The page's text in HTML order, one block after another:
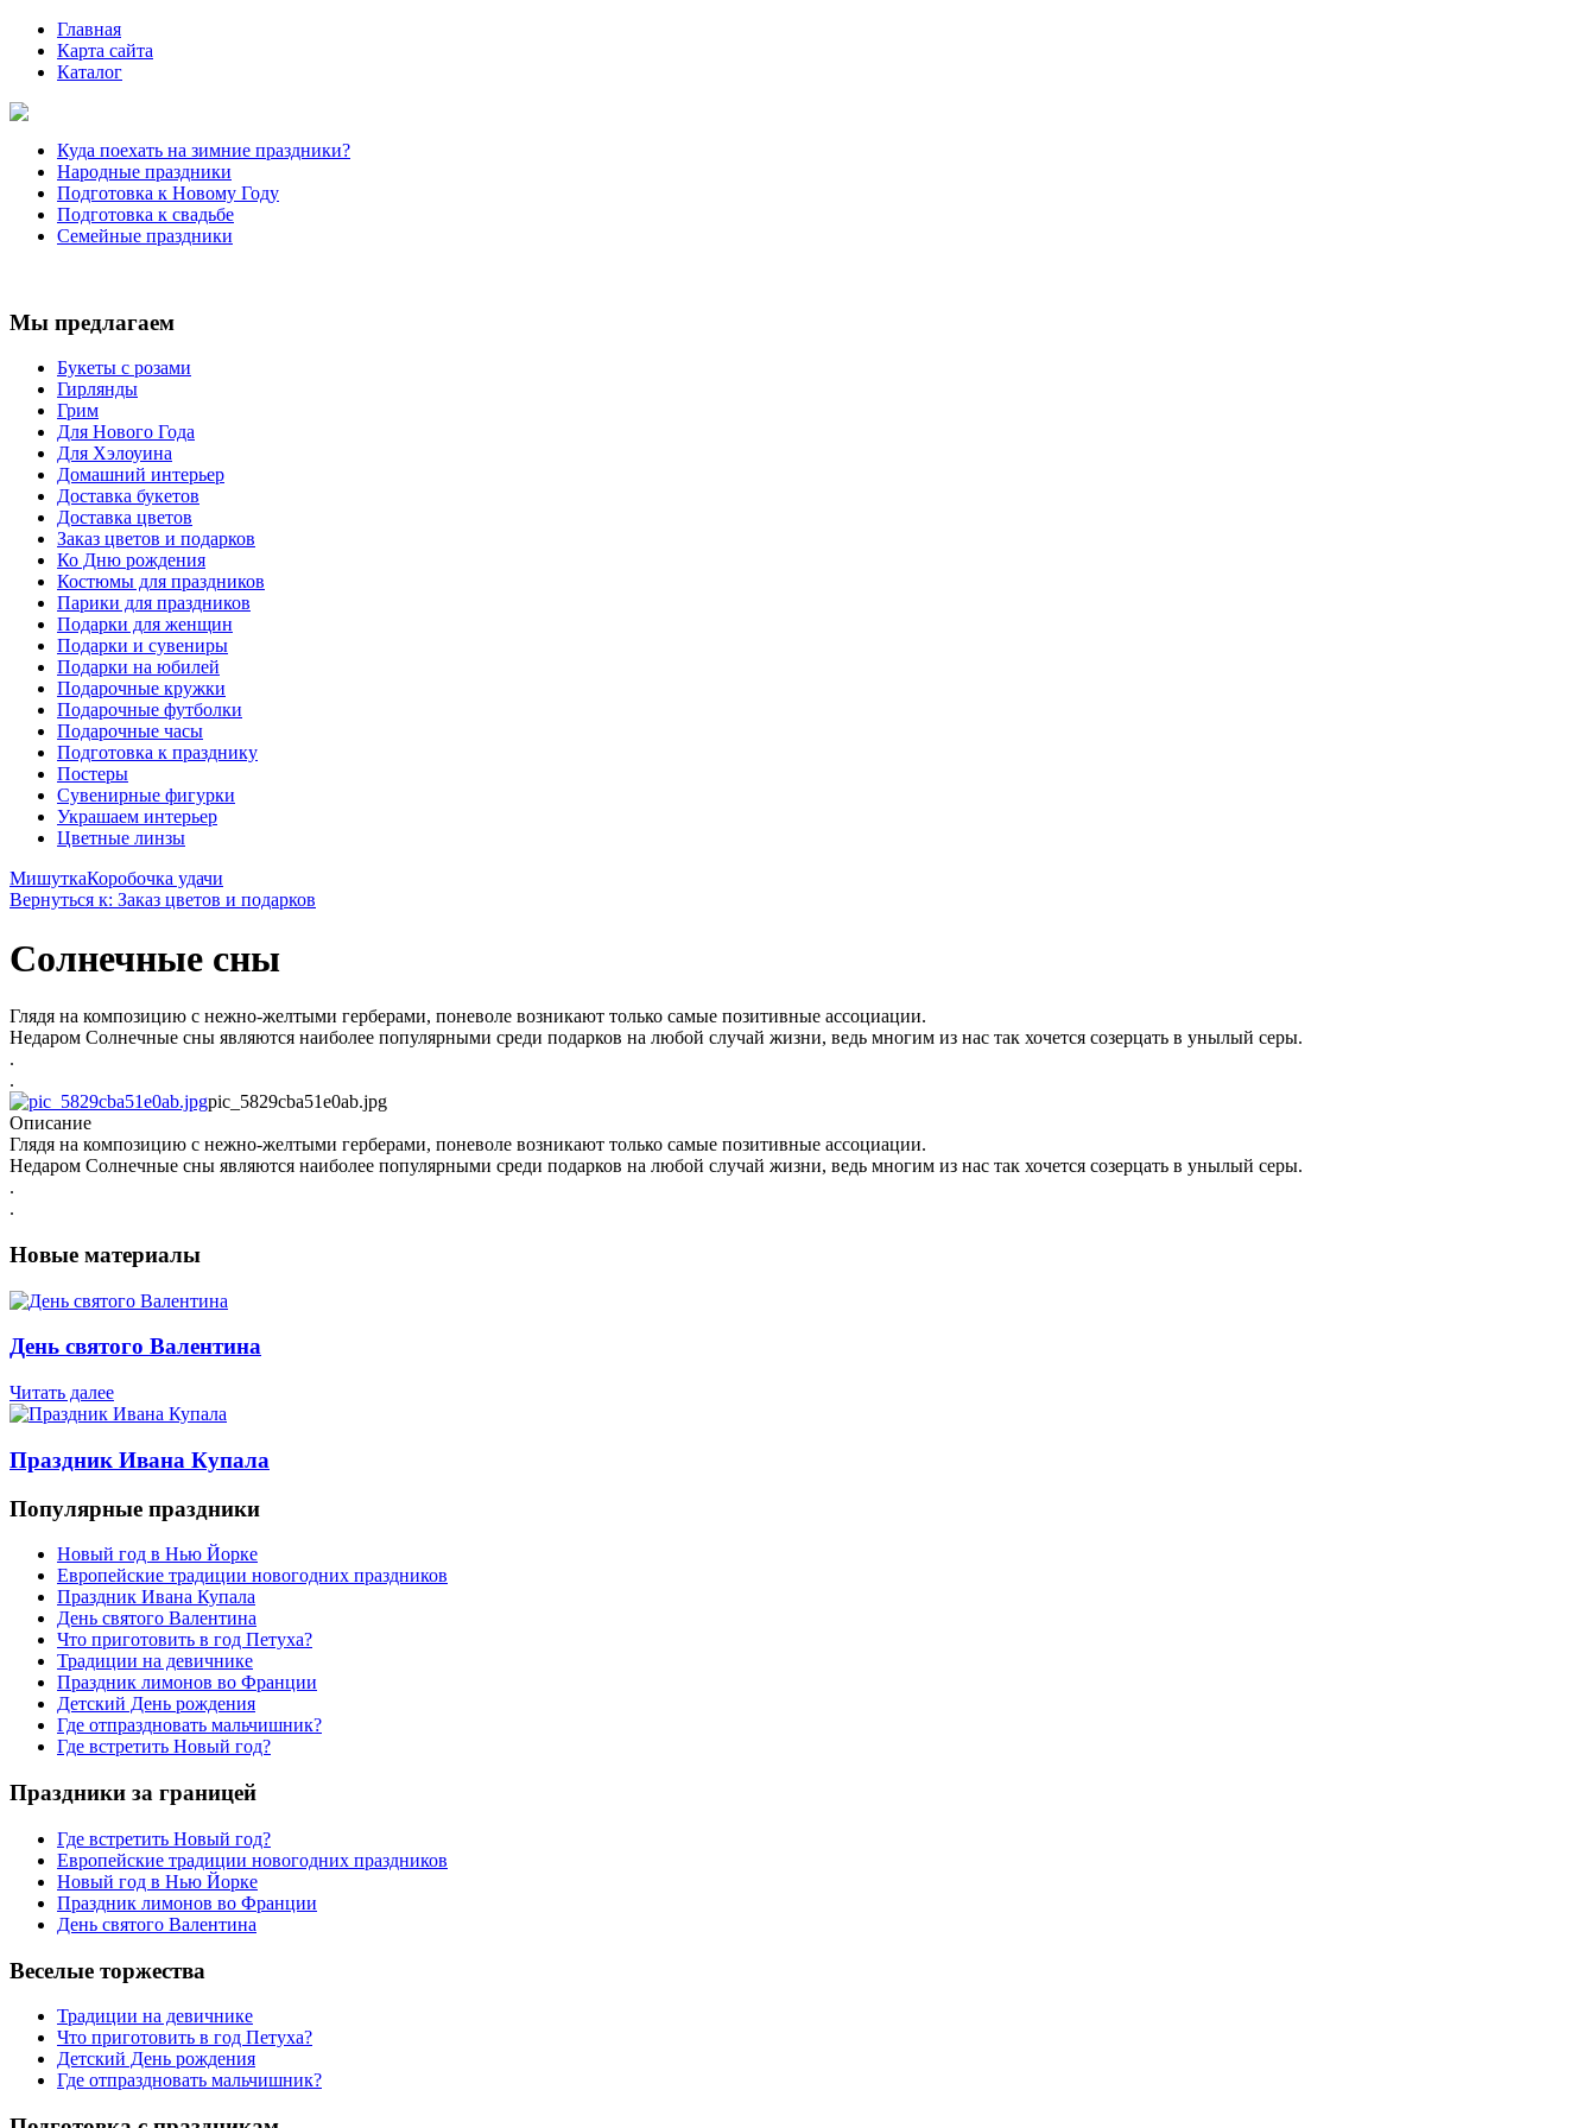
Главная
Карта сайта
Каталог
Куда поехать на зимние праздники?
Народные праздники
Подготовка к Новому Году
Подготовка к свадьбе
Семейные праздники
Мы предлагаем
Букеты с розами
Гирлянды
Грим
Для Нового Года
Для Хэлоуина
Домашний интерьер
Доставка букетов
Доставка цветов
Заказ цветов и подарков
Ко Дню рождения
Костюмы для праздников
Парики для праздников
Подарки для женщин
Подарки и сувениры
Подарки на юбилей
Подарочные кружки
Подарочные футболки
Подарочные часы
Подготовка к празднику
Постеры
Сувенирные фигурки
Украшаем интерьер
Цветные линзы
МишуткаКоробочка удачи
Вернуться к: Заказ цветов и подарков
Солнечные сны
Глядя на композицию с нежно-желтыми герберами, поневоле возникают только самые позитивные ассоциации.
Недаром Солнечные сны являются наиболее популярными среди подарков на любой случай жизни, ведь многим из нас так хочется созерцать в унылый серы.
.
.
pic_5829cba51e0ab.jpg
Описание
Глядя на композицию с нежно-желтыми герберами, поневоле возникают только самые позитивные ассоциации.
Недаром Солнечные сны являются наиболее популярными среди подарков на любой случай жизни, ведь многим из нас так хочется созерцать в унылый серы.
.
.
Новые материалы
День святого Валентина
Читать далее
Праздник Ивана Купала
Популярные праздники
Новый год в Нью Йорке
Европейские традиции новогодних праздников
Праздник Ивана Купала
День святого Валентина
Что приготовить в год Петуха?
Традиции на девичнике
Праздник лимонов во Франции
Детский День рождения
Где отпраздновать мальчишник?
Где встретить Новый год?
Праздники за границей
Где встретить Новый год?
Европейские традиции новогодних праздников
Новый год в Нью Йорке
Праздник лимонов во Франции
День святого Валентина
Веселые торжества
Традиции на девичнике
Что приготовить в год Петуха?
Детский День рождения
Где отпраздновать мальчишник?